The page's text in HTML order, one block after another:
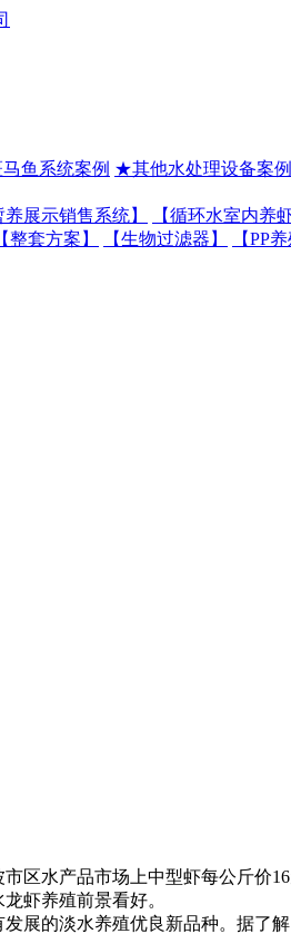
鱼系统案例 ★其他水处理设备案例
养展示销售系统】 【循环水室内养
【整套方案】 【生物过滤器】 【PP
区水产品市场上中型虾每公斤价16
虾养殖前景看好。
展的淡水养殖优良新品种。据了